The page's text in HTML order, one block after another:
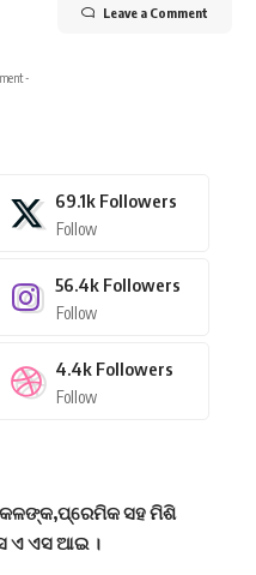
Leave a Comment
-
69.1k Followers
Follow
56.4k Followers
Follow
4.4k Followers
Follow
କଳଙ୍କ,ପ୍ରେମିକ ସହ ମିଶି
ଏ ଏସ ଆଇ ।